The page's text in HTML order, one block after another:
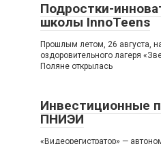
Подростки-
школы InnoTeens
Прошлым летом, 26 августа,
оздоровительного лагеря
Поляне открылась
Инвестиционные
ПНИЭИ
«Видеорегистратор» —